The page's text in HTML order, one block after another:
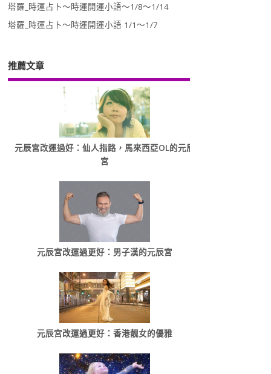
塔羅_時運占卜～時運開運小語～1/8～1/14
塔羅_時運占卜～時運開運小語 1/1～1/7
推薦文章
元辰宮改運過好：仙人指路，馬來西亞OL的元辰
宮
元辰宮改運過更好：男子漢的元辰宮
元辰宮改運過更好：香港靓女的優雅